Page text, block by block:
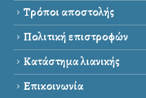
Τρόποι αποστολής
Πολιτική επιστροφών
Κατάστημα λιανικής
Επικοινωνία